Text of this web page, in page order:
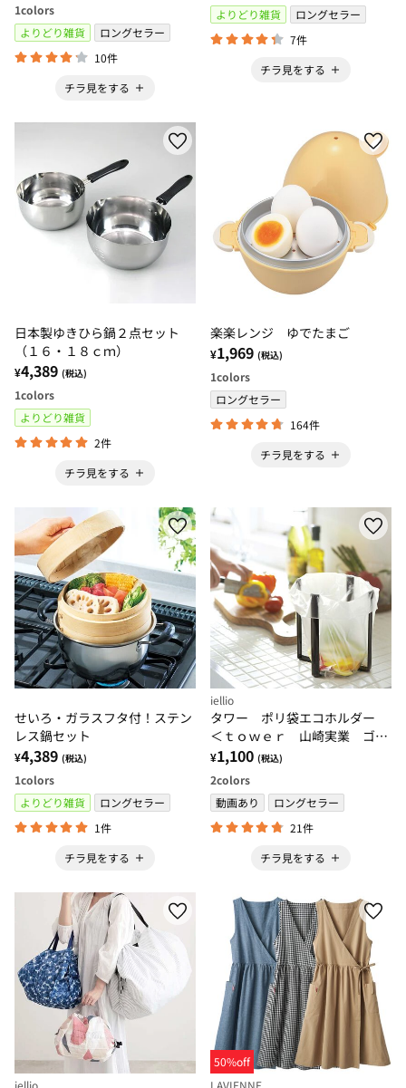
1colors
よりどり雑貨
ロングセラー
10件
チラ見をする
よりどり雑貨
ロングセラー
7件
チラ見をする
日本製ゆきひら鍋２点セット
（１６・１８ｃｍ）
¥4,389 (税込)
1colors
よりどり雑貨
2件
チラ見をする
楽楽レンジ ゆでたまご
¥1,969 (税込)
1colors
ロングセラー
164件
チラ見をする
せいろ・ガラスフタ付！ステン
レス鍋セット
¥4,389 (税込)
1colors
よりどり雑貨
ロングセラー
1件
チラ見をする
iellio
タワー ポリ袋エコホルダー
＜ｔｏｗｅｒ 山崎実業 ゴミ
箱 ごみ箱 グラススタンド
まな板スタンド＞
¥1,100 (税込)
2colors
動画あり
ロングセラー
21件
チラ見をする
iellio
50%off
LAVIENNE